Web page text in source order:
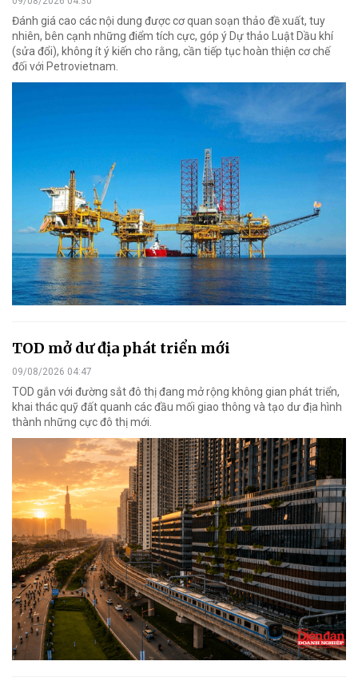
Đánh giá cao các nội dung được cơ quan soạn thảo đề xuất, tuy
nhiên, bên cạnh những điểm tích cực, góp ý Dự thảo Luật Dầu khí
(sửa đổi), không ít ý kiến cho rằng, cần tiếp tục hoàn thiện cơ chế
đối với Petrovietnam.
TOD mở dư địa phát triển mới
09/08/2026 04:47
TOD gắn với đường sắt đô thị đang mở rộng không gian phát triển,
khai thác quỹ đất quanh các đầu mối giao thông và tạo dư địa hình
thành những cực đô thị mới.